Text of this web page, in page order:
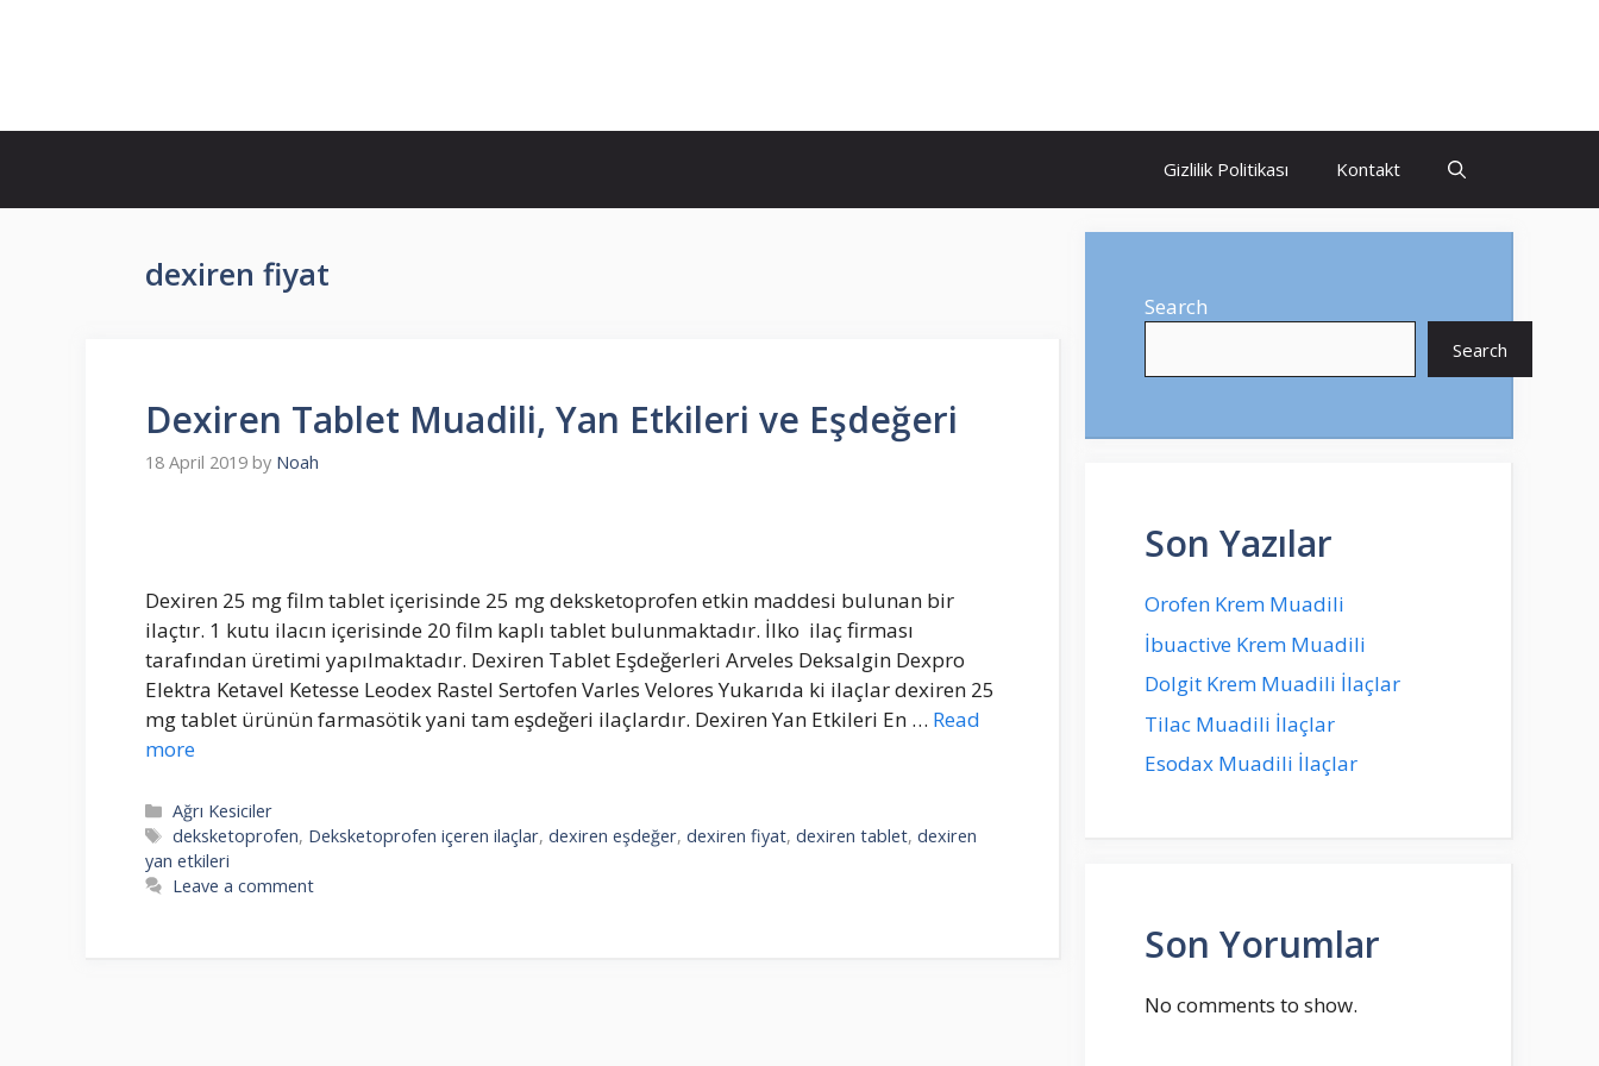
Gizlilik Politikası Kontakt
dexiren fiyat
Dexiren Tablet Muadili, Yan Etkileri ve Eşdeğeri
18 April 2019 by Noah
Dexiren 25 mg film tablet içerisinde 25 mg deksketoprofen etkin maddesi bulunan bir
ilaçtır. 1 kutu ilacın içerisinde 20 film kaplı tablet bulunmaktadır. İlko ilaç firması
tarafından üretimi yapılmaktadır. Dexiren Tablet Eşdeğerleri Arveles Deksalgin Dexpro
Elektra Ketavel Ketesse Leodex Rastel Sertofen Varles Velores Yukarıda ki ilaçlar dexiren 25
mg tablet ürünün farmasötik yani tam eşdeğeri ilaçlardır. Dexiren Yan Etkileri En … Read
more
Categories
Ağrı Kesiciler
Tags
deksketoprofen, Deksketoprofen içeren ilaçlar,dexiren eşdeğer,dexiren fiyat,dexiren tablet,dexiren
yan etkileri
Leave a comment
Search
Search
Son Yazılar
Orofen Krem Muadili
İbuactive Krem Muadili
Dolgit Krem Muadili İlaçlar
Tilac Muadili İlaçlar
Esodax Muadili İlaçlar
Son Yorumlar
No comments to show.